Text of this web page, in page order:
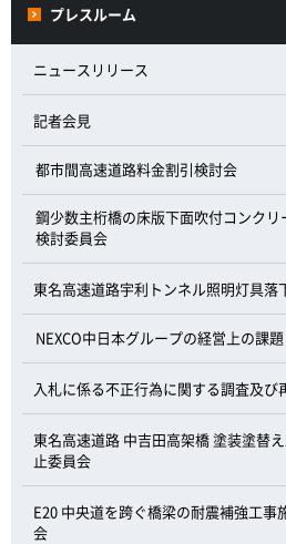
プレスルーム
ニュースリリース
記者会見
都市間高速道路料金割引検討会
鋼少数主桁橋の床版下面吹付コンク
検討委員会
東名高速道路宇利トンネル照明灯具落
NEXCO中日本グループの経営上の課
入札に係る不正行為に関する調査及
東名高速道路 中吉田高架橋 塗装塗替
止委員会
E20 中央道を跨ぐ橋梁の耐震補強工事
会